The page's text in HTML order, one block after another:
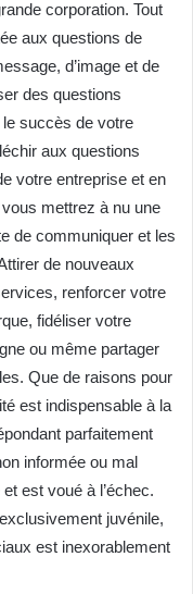
corporation. Tout
aux questions de
d’image et de
des questions
succès de votre
aux questions
votre entreprise et en
mettrez à nu une
de communiquer et les
de nouveaux
renforcer votre
fidéliser votre
ou même partager
Que de raisons pour
est indispensable à la
parfaitement
informée ou mal
est voué à l’échec.
juvénile,
est inexorablement